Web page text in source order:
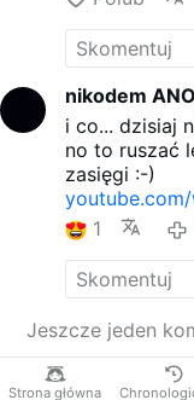
Strona główna
nikodem
i co... dzisiaj
no to ruszać
zasięgi :-)
youtube.com/
1
Jeszcze jeden